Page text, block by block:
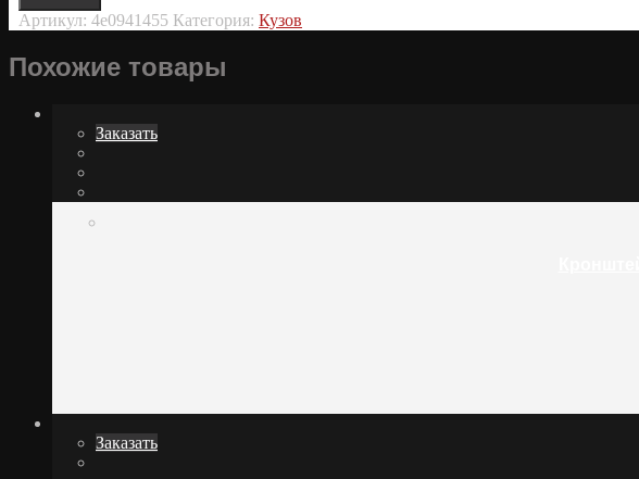
Артикул: 4e0941455 Категория: Кузов
Похожие товары
Заказать
Заказать